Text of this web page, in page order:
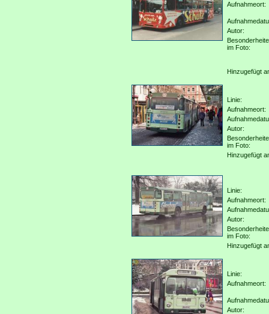
Aufnahmeort:
Autor:
im Foto:
Hinzugefügt
Linie:
Aufnahmeort:
Autor:
im Foto:
Hinzugefügt
Linie:
Aufnahmeort:
Autor:
im Foto:
Hinzugefügt
Linie:
Aufnahmeort:
Autor: